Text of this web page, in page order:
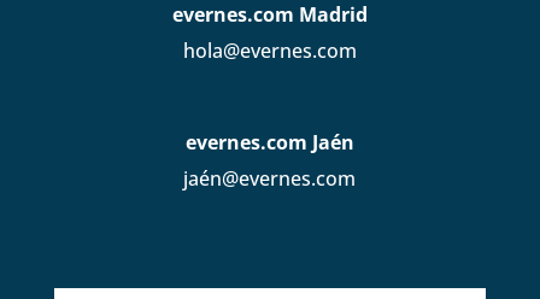
evernes.com Madrid
hola@evernes.com
evernes.com Jaén
jaén@evernes.com